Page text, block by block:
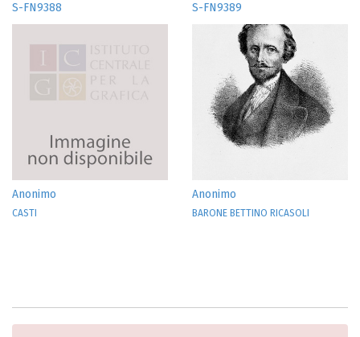
S-FN9388
Anonimo
CASTI
S-FN9389
Anonimo
BARONE BETTINO RICASOLI